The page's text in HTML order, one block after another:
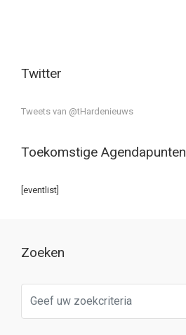
Twitter
Tweets van @tHardenieuws
Toekomstige Agendapunten
[eventlist]
Zoeken